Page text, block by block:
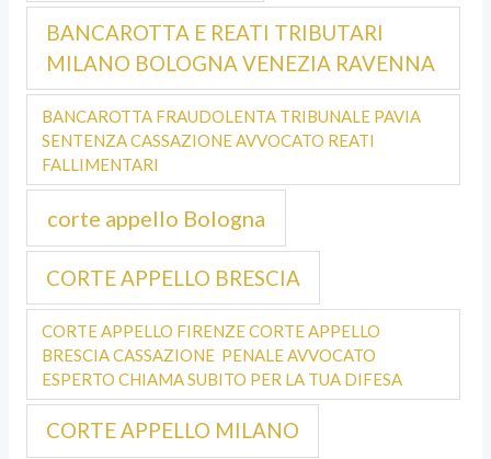
BANCAROTTA E REATI TRIBUTARI
MILANO BOLOGNA VENEZIA RAVENNA
BANCAROTTA FRAUDOLENTA TRIBUNALE PAVIA
SENTENZA CASSAZIONE AVVOCATO REATI
FALLIMENTARI
corte appello Bologna
CORTE APPELLO BRESCIA
CORTE APPELLO FIRENZE CORTE APPELLO
BRESCIA CASSAZIONE PENALE AVVOCATO
ESPERTO CHIAMA SUBITO PER LA TUA DIFESA
CORTE APPELLO MILANO